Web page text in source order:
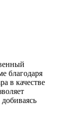
благодаря
в качестве